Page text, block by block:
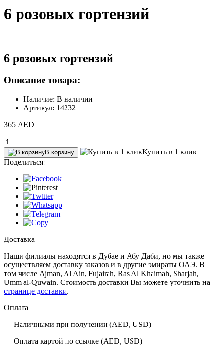
6 розовых гортензий
6 розовых гортензий
Описание товара:
Наличие: В наличии
Артикул: 14232
365 AED
В корзину
Купить в 1 клик
Поделиться:
Доставка
Наши филиалы находятся в Дубае и Абу Даби, но мы также
осуществляем доставку заказов и в другие эмираты ОАЭ. В
том числе Ajman, Al Ain‎, Fujairah, Ras Al Khaimah, Sharjah,
Umm al-Quwain. Стоимость доставки Вы можете уточнить на
странице доставки.
Оплата
— Наличными при получении (AED, USD)
— Оплата картой по ссылке (AED, USD)